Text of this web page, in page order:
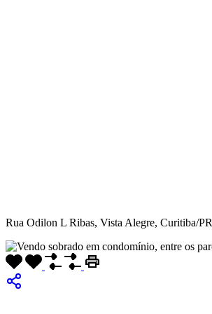
Rua Odilon L Ribas, Vista Alegre, Curitiba/PR